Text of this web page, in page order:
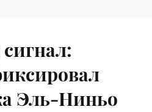
Эль-Ниньо